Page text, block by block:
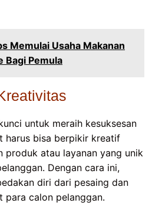
Memulai Usaha Makanan
Bagi Pemula
untuk meraih kesuksesan
harus bisa berpikir kreatif
produk atau layanan yang unik
Dengan cara ini,
diri dari pesaing dan
para calon pelanggan.